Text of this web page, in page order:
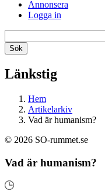
Annonsera
Logga in
Länkstig
Hem
Artikelarkiv
Vad är humanism?
© 2026 SO-rummet.se
Vad är humanism?